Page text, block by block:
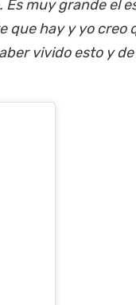
Es muy grande el
que hay y yo creo
vivido esto y